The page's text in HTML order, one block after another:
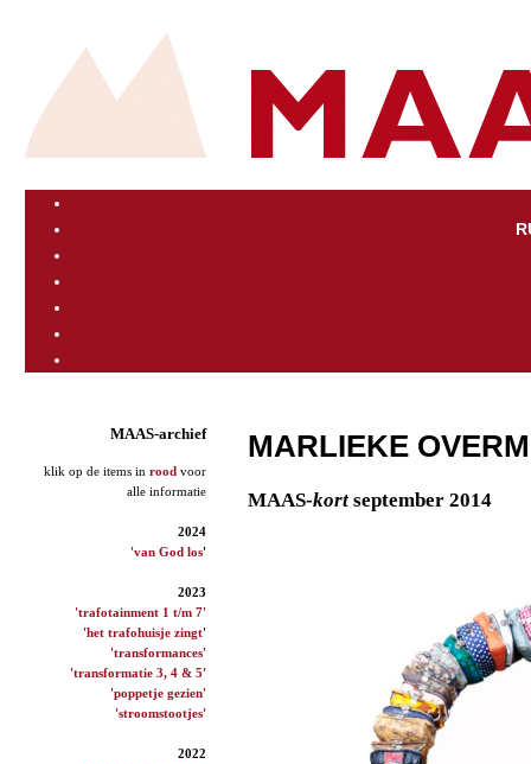
MAAS-archief
klik op de items in rood voor
alle informatie
2024
'van God los'
2023
'trafotainment 1 t/m 7'
'het trafohuisje zingt'
'transformances'
'transformatie 3, 4 & 5'
'poppetje gezien'
'stroomstootjes'
2022
MARLIEKE
MAAS-kort september 2014